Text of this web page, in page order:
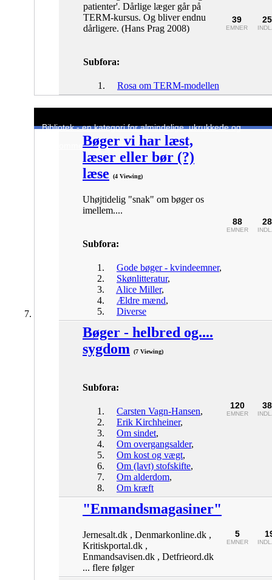
patienter'. Dårlige læger går på
TERM-kursus. Og bliver endnu
dårligere. (Hans Prag 2008)
Subfora:
Rosa om TERM-modellen
39
EMNER
Bibliotek - en kategori for almindelige, ukrukkede og
tænksomme hverdagskvinder
Bøger vi har læst,
læser eller bør (?)
læse
(4 Viewing)
Uhøjtidelig "snak" om bøger os
imellem....
Subfora:
Gode bøger - kvindeemner,
Skønlitteratur,
Alice Miller,
Ældre mænd,
Diverse
88
EMNER
Bøger - helbred og....
sygdom
(7 Viewing)
Subfora:
Carsten Vagn-Hansen,
Erik Kirchheiner,
Om sindet,
Om overgangsalder,
Om kost og vægt,
Om (lavt) stofskifte,
Om alderdom,
Om kræft
120
EMNER
"Enmandsmagasiner"
Jernesalt.dk , Denmarkonline.dk ,
Kritiskportal.dk ,
Enmandsavisen.dk , Detfrieord.dk
... flere følger
5
EMNER